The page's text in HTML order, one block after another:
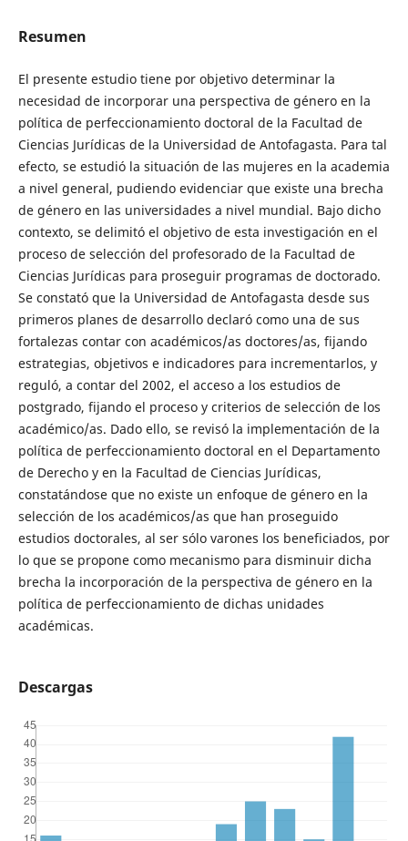
Resumen
El presente estudio tiene por objetivo determinar la
necesidad de incorporar una perspectiva de género en la
política de perfeccionamiento doctoral de la Facultad de
Ciencias Jurídicas de la Universidad de Antofagasta. Para tal
efecto, se estudió la situación de las mujeres en la academia
a nivel general, pudiendo evidenciar que existe una brecha
de género en las universidades a nivel mundial. Bajo dicho
contexto, se delimitó el objetivo de esta investigación en el
proceso de selección del profesorado de la Facultad de
Ciencias Jurídicas para proseguir programas de doctorado.
Se constató que la Universidad de Antofagasta desde sus
primeros planes de desarrollo declaró como una de sus
fortalezas contar con académicos/as doctores/as, fijando
estrategias, objetivos e indicadores para incrementarlos, y
reguló, a contar del 2002, el acceso a los estudios de
postgrado, fijando el proceso y criterios de selección de los
académico/as. Dado ello, se revisó la implementación de la
política de perfeccionamiento doctoral en el Departamento
de Derecho y en la Facultad de Ciencias Jurídicas,
constatándose que no existe un enfoque de género en la
selección de los académicos/as que han proseguido
estudios doctorales, al ser sólo varones los beneficiados, por
lo que se propone como mecanismo para disminuir dicha
brecha la incorporación de la perspectiva de género en la
política de perfeccionamiento de dichas unidades
académicas.
Descargas